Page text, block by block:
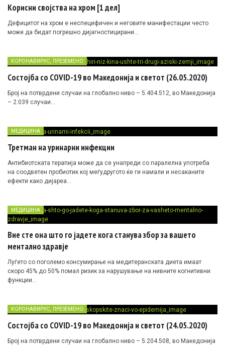
Корисни својства на хром [1 дел]
Дефицитот на хром е неспецифичен и неговите манифестации често
може да бидат погрешно дијагностицирани…
КОРОНАВИРУС, ПРЕЗЕМЕНО
Состојба со COVID-19 во Македонија и светот (26.05.2020)
Број на потврдени случаи на глобално ниво – 5.404.512, во Македонија
– 2.039 случаи…
МЕДИЦИНА
Третман на уринарни инфекции
Антибиотската терапија може да се унапреди со паралелна употреба
на соодветен пробиотик кој меѓудругото ќе ги намали и несаканите
ефекти како дијареа…
МЕДИЦИНА
Вие сте она што го јадете кога станува збор за вашето
ментално здравје
Луѓето со поголемо консумирање на медитеранската диета имаат
скоро 45% до 50% помал ризик за нарушување на нивните когнитивни
функции…
КОРОНАВИРУС ПРЕЗЕМЕНО
Состојба со COVID-19 во Македонија и светот (24.05.2020)
Број на потврдени случаи на глобално ниво – 5.204.508, во Македонија